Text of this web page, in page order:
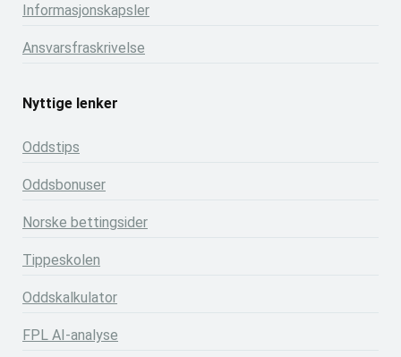
Informasjonskapsler
Ansvarsfraskrivelse
Nyttige lenker
Oddstips
Oddsbonuser
Norske bettingsider
Tippeskolen
Oddskalkulator
FPL AI-analyse